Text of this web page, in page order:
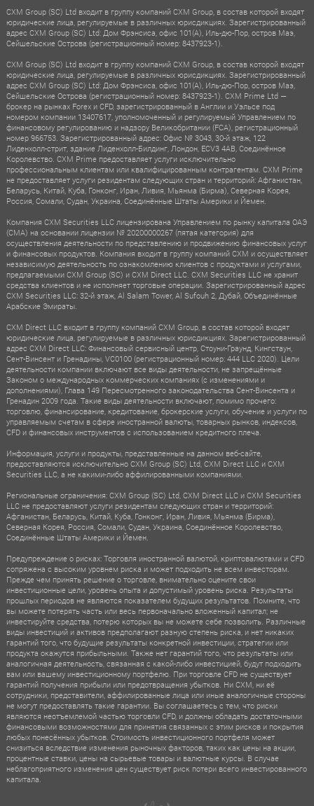
CXM Group (SC) Ltd входит в группу компаний CXM Group, в состав которой входят
юридические лица, регулируемые в различных юрисдикциях. Зарегистрированный
адрес CXM Group (SC) Ltd: Дом Фрэнсиса, офис 101(A), Иль-дю-Пор, остров Маэ,
Сейшельские Острова (регистрационный номер: 8437923-1).
CXM Group (SC) Ltd входит в группу компаний CXM Group, в состав которой входят
юридические лица, регулируемые в различных юрисдикциях. Зарегистрированный
адрес CXM Group (SC) Ltd: Дом Фрэнсиса, офис 101(A), Иль-дю-Пор, остров Маэ,
Сейшельские Острова (регистрационный номер: 8437923-1). CXM Prime Ltd —
брокер на рынках Forex и CFD, зарегистрированный в Англии и Уэльсе под
номером компании 13407617, уполномоченный и регулируемый Управлением по
финансовому регулированию и надзору Великобритании (FCA), регистрационный
номер 966753. Зарегистрированный адрес: Офис № 3043, 30-й этаж, 122
Лиденхолл-стрит, здание Лиденхолл-Билдинг, Лондон, ECV3 4AB, Соединённое
Королевство. CXM Prime предоставляет услуги исключительно
профессиональным клиентам или квалифицированным контрагентам. CXM Prime
не предоставляет услуги резидентам следующих стран и территорий: Афганистан,
Беларусь, Китай, Куба, Гонконг, Иран, Ливия, Мьянма (Бирма), Северная Корея,
Россия, Сомали, Судан, Украина, Соединённые Штаты Америки и Йемен.
Компания CXM Securities LLC лицензирована Управлением по рынку капитала ОАЭ
(CMA) на основании лицензии № 20200000267 (пятая категория) для
осуществления деятельности по представлению и продвижению финансовых услуг
и финансовых продуктов. Компания входит в группу компаний CXM и осуществляет
независимую деятельность по ознакомлению клиентов с продуктами и услугами,
предлагаемыми CXM Group (SC) и CXM Direct LLC. CXM Securities LLC не хранит
средства клиентов и не исполняет торговые операции. Зарегистрированный адрес
CXM Securities LLC: 32-й этаж, Al Salam Tower, Al Sufouh 2, Дубай, Объединённые
Арабские Эмираты.
CXM Direct LLC входит в группу компаний CXM Group, в состав которой входят
юридические лица, регулируемые в различных юрисдикциях. Зарегистрированный
адрес CXM Direct LLC: Финансовый сервисный центр, Стоуни-Граунд, Кингстаун,
Сент-Винсент и Гренадины, VC0100 (регистрационный номер: 444 LLC 2020). Цели
деятельности компании включают все виды деятельности, не запрещённые
Законом о международных коммерческих компаниях (с изменениями и
дополнениями), Глава 149 Пересмотренного законодательства Сент-Винсента и
Гренадин 2009 года. Такие виды деятельности включают, помимо прочего:
торговлю, финансирование, кредитование, брокерские услуги, обучение и услуги по
управляемым счетам в сфере иностранной валюты, товарных рынков, индексов,
CFD и финансовых инструментов с использованием кредитного плеча.
Информация, услуги и продукты, представленные на данном веб-сайте,
предоставляются исключительно CXM Group (SC) Ltd, CXM Direct LLC и CXM
Securities LLC, а не какими-либо аффилированными компаниями.
Региональные ограничения: CXM Group (SC) Ltd, CXM Direct LLC и CXM Securities
LLC не предоставляют услуги резидентам следующих стран и территорий:
Афганистан, Беларусь, Китай, Куба, Гонконг, Иран, Ливия, Мьянма (Бирма),
Северная Корея, Россия, Сомали, Судан, Украина, Соединённое Королевство,
Соединённые Штаты Америки и Йемен.
Предупреждение о рисках: Торговля иностранной валютой, криптовалютами и CFD
сопряжена с высоким уровнем риска и может подходить не всем инвесторам.
Прежде чем принять решение о торговле, внимательно оцените свои
инвестиционные цели, уровень опыта и допустимый уровень риска. Результаты
прошлых периодов не являются показателем будущих результатов. Помните, что
вы можете потерять часть или весь первоначально вложенный капитал; не
инвестируйте средства, потерю которых вы не можете себе позволить. Различные
виды инвестиций и активов предполагают разную степень риска, и нет никаких
гарантий того, что будущие результаты конкретной инвестиции, стратегии или
продукта окажутся прибыльными. Также нет гарантий того, что результаты или
аналогичная деятельность, связанная с какой-либо инвестицией, будут подходить
вам или вашему инвестиционному портфелю. При торговле CFD не существует
гарантий получения прибыли или предотвращения убытков. Ни CXM, ни её
сотрудники, представители, аффилированные лица или иные аналогичные стороны
не могут предоставлять такие гарантии. Вы соглашаетесь с тем, что риски
являются неотъемлемой частью торговли CFD, и должны обладать достаточными
финансовыми возможностями для принятия связанных с этим рисков и покрытия
любых понесённых убытков. Стоимость инвестиционного портфеля может
снизиться вследствие изменения рыночных факторов, таких как цены на акции,
процентные ставки, цены на сырьевые товары и валютные курсы. В случае
неблагоприятного изменения цен существует риск потери всего инвестированного
капитала.